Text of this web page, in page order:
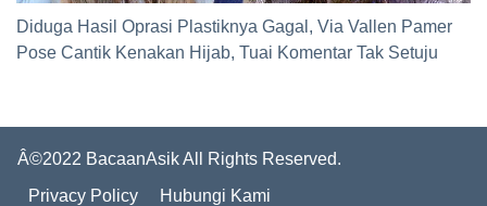
Diduga Hasil Oprasi Plastiknya Gagal, Via Vallen Pamer
Pose Cantik Kenakan Hijab, Tuai Komentar Tak Setuju
Â©2022 BacaanAsik All Rights Reserved.
Privacy Policy
Hubungi Kami